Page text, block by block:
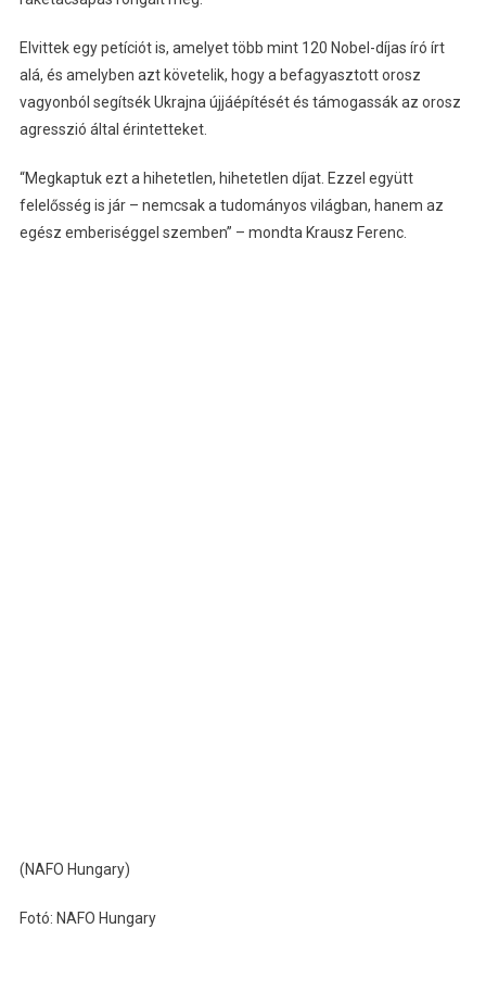
Elvittek egy petíciót is, amelyet több mint 120 Nobel-díjas író írt
alá, és amelyben azt követelik, hogy a befagyasztott orosz
vagyonból segítsék Ukrajna újjáépítését és támogassák az orosz
agresszió által érintetteket.
“Megkaptuk ezt a hihetetlen, hihetetlen díjat. Ezzel együtt
felelősség is jár – nemcsak a tudományos világban, hanem az
egész emberiséggel szemben” – mondta Krausz Ferenc.
(NAFO Hungary)
Fotó: NAFO Hungary